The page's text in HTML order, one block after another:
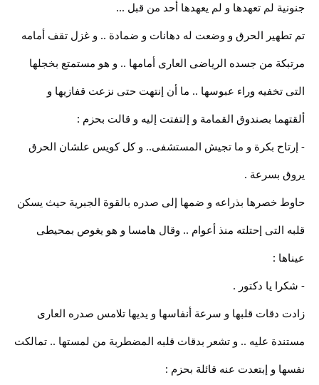
جنونية لم تعهدها و لم يعهدها أحد من قبل ...
تم تطهير الحرق و وضعت له دهانات و ضمادة .. و غزل تقف أمامه
مرتبكة من جسده الرياضى العارى أمامها .. و هو مستمتع بخجلها
التى تخفيه وراء عبوسها .. ما أن إنتهت حتى نزعت قفازيها و
ألقتهما بصندوق القمامة و إلتفتت إليه و قالت بحزم :
- إرتاح بكرة و ما تجيش المستشفى.. و كل كويس علشان الحرق
يروق بسرعة .
حاوط خصرها بذراعه و ضمها إلى صدره بالقوة الجبرية حيث يسكن
قلبه التى إحتلته منذ أعوام .. وقال هامسا و هو يغوص بمحيطى
عيناها :
- شكرا يا دكتور .
زادت دقات قلبها و سرعة أنفاسها و يديها تلامس صدره العارى
مستندة عليه .. و تشعر بدقات قلبه المضطربة من لمستها .. تمالكت
نفسها و إبتعدت عنه قائلة بحزم :